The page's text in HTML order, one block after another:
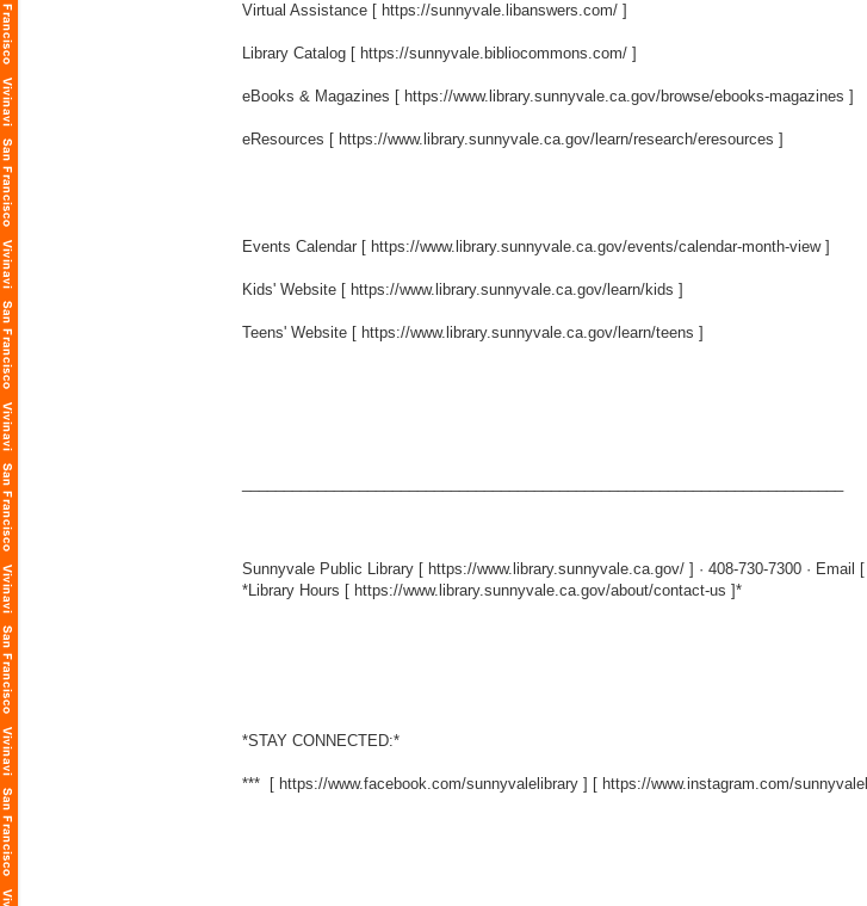
Virtual Assistance [ https://sunnyvale.libanswers.com/ ]
Library Catalog [ https://sunnyvale.bibliocommons.com/ ]
eBooks & Magazines [ https://www.library.sunnyvale.ca.gov/browse/ebooks-magazines ]
eResources [ https://www.library.sunnyvale.ca.gov/learn/research/eresources ]
Events Calendar [ https://www.library.sunnyvale.ca.gov/events/calendar-month-view]
Kids' Website [ https://www.library.sunnyvale.ca.gov/learn/kids ]
Teens' Website [ https://www.library.sunnyvale.ca.gov/learn/teens ]
Sunnyvale Public Library [ https://www.library.sunnyvale.ca.gov/ ] · 408-730-7300 · Email [
*Library Hours [ https://www.library.sunnyvale.ca.gov/about/contact-us ]*
*STAY CONNECTED:*
*** [ https://www.facebook.com/sunnyvalelibrary ] [ https://www.instagram.com/